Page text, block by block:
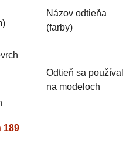
189
Názov odtieňa
(farby)
Odtieň sa používal
na modeloch